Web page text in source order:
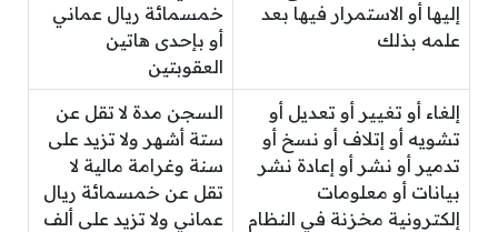
إليها أو الاستمرار فيها بعد
علمه بذلك
خمسمائة ريال عماني
أو بإحدى هاتين
العقوبتين
إلغاء أو تغيير أو تعديل أو
تشويه أو إتلاف أو نسخ أو
تدمير أو نشر أو إعادة نشر
بيانات أو معلومات
إلكترونية مخزنة في النظام
السجن مدة لا تقل عن
ستة أشهر ولا تزيد على
سنة وغرامة مالية لا
تقل عن خمسمائة ريال
عماني ولا تزيد على ألف